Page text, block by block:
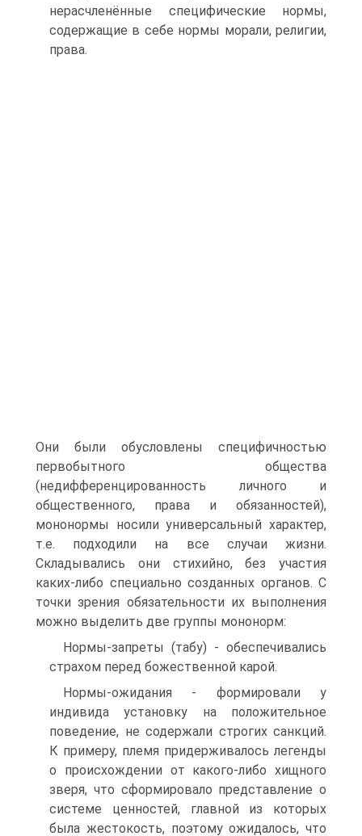
нерасчленённые специфические нормы,
содержащие в себе нормы морали, религии,
права.
Они были обусловлены специфичностью
первобытного общества
(недифференцированность личного и
общественного, права и обязанностей),
мононормы носили универсальный характер,
т.е. подходили на все случаи жизни.
Складывались они стихийно, без участия
каких-либо специально созданных органов. С
точки зрения обязательности их выполнения
можно выделить две группы мононорм:
Нормы-запреты (табу) - обеспечивались
страхом перед божественной карой.
Нормы-ожидания - формировали у
индивида установку на положительное
поведение, не содержали строгих санкций.
К примеру, племя придерживалось легенды
о происхождении от какого-либо хищного
зверя, что сформировало представление о
системе ценностей, главной из которых
была жестокость, поэтому ожидалось, что